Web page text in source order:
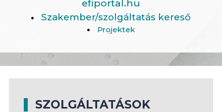
efiportal.hu
Szakember/szolgáltatás kereső
Projektek
SZOLGÁLTATÁSOK